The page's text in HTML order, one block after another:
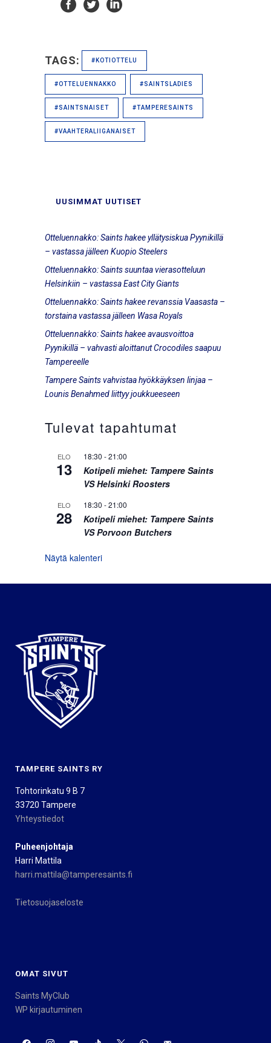
TAGS: #KOTIOTTELU
#OTTELUENNAKKO #SAINTSLADIES
#SAINTSNAISET #TAMPERESAINTS
#VAAHTERALIIGANAISET
UUSIMMAT UUTISET
Otteluennakko: Saints hakee yllätysiskua Pyynikillä
– vastassa jälleen Kuopio Steelers
Otteluennakko: Saints suuntaa vierasotteluun
Helsinkiin – vastassa East City Giants
Otteluennakko: Saints hakee revanssia Vaasasta –
torstaina vastassa jälleen Wasa Royals
Otteluennakko: Saints hakee avausvoittoa
Pyynikillä – vahvasti aloittanut Crocodiles saapuu
Tampereelle
Tampere Saints vahvistaa hyökkäyksen linjaa –
Lounis Benahmed liittyy joukkueeseen
Tulevat tapahtumat
ELO
13
18:30 -21:00
Kotipeli miehet: Tampere Saints
VS Helsinki Roosters
ELO
28
18:30 -21:00
Kotipeli miehet: Tampere Saints
VS Porvoon Butchers
Näytä kalenteri
TAMPERE SAINTS RY
Tohtorinkatu 9 B 7
33720 Tampere
Yhteystiedot
Puheenjohtaja
Harri Mattila
harri.mattila@tamperesaints.fi
Tietosuojaseloste
OMAT SIVUT
Saints MyClub
WP kirjautuminen